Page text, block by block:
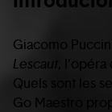
Giacomo
Lescaut
Quels sont les
Go Maestro